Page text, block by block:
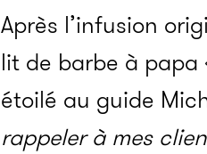
Après l’infusion
lit de barbe à papa
étoilé au guide
rappeler à mes